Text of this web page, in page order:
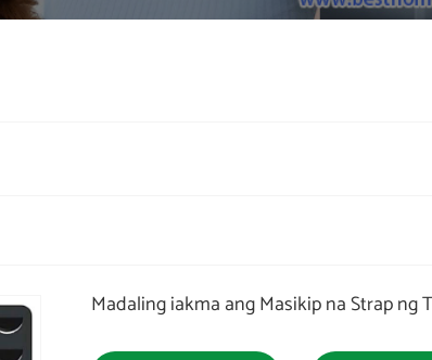
Madaling iakma ang Masikip na Strap ng